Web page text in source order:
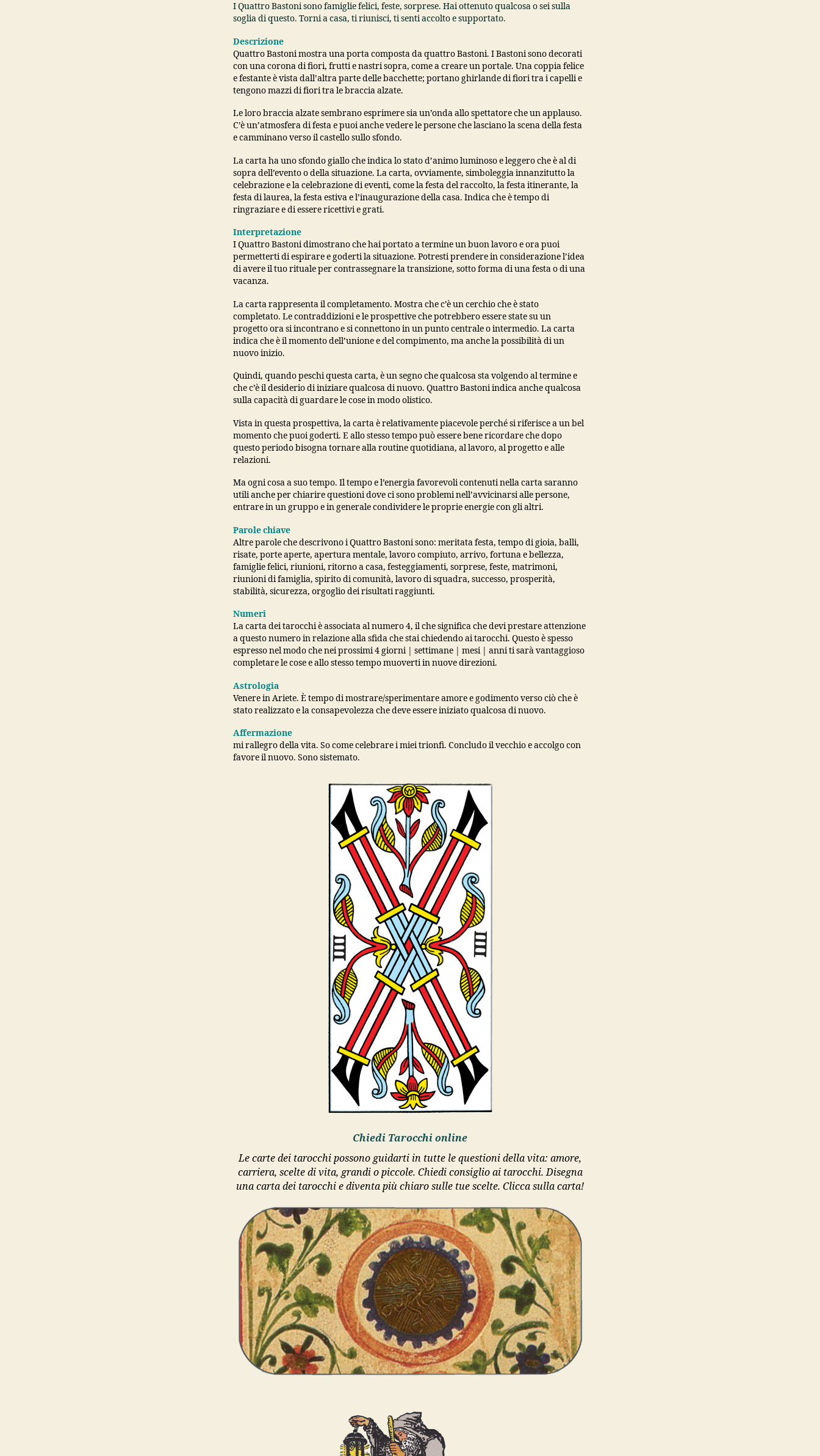
I Quattro Bastoni sono famiglie felici, feste, sorprese. Hai ottenuto qualcosa o sei sulla
soglia di questo. Torni a casa, ti riunisci, ti senti accolto e supportato.
Descrizione
Quattro Bastoni mostra una porta composta da quattro Bastoni. I Bastoni sono decorati
con una corona di fiori, frutti e nastri sopra, come a creare un portale. Una coppia felice
e festante è vista dall’altra parte delle bacchette; portano ghirlande di fiori tra i capelli e
tengono mazzi di fiori tra le braccia alzate.
Le loro braccia alzate sembrano esprimere sia un’onda allo spettatore che un applauso.
C’è un’atmosfera di festa e puoi anche vedere le persone che lasciano la scena della festa
e camminano verso il castello sullo sfondo.
La carta ha uno sfondo giallo che indica lo stato d’animo luminoso e leggero che è al di
sopra dell’evento o della situazione. La carta, ovviamente, simboleggia innanzitutto la
celebrazione e la celebrazione di eventi, come la festa del raccolto, la festa itinerante, la
festa di laurea, la festa estiva e l’inaugurazione della casa. Indica che è tempo di
ringraziare e di essere ricettivi e grati.
Interpretazione
I Quattro Bastoni dimostrano che hai portato a termine un buon lavoro e ora puoi
permetterti di espirare e goderti la situazione. Potresti prendere in considerazione l’idea
di avere il tuo rituale per contrassegnare la transizione, sotto forma di una festa o di una
vacanza.
La carta rappresenta il completamento. Mostra che c’è un cerchio che è stato
completato. Le contraddizioni e le prospettive che potrebbero essere state su un
progetto ora si incontrano e si connettono in un punto centrale o intermedio. La carta
indica che è il momento dell’unione e del compimento, ma anche la possibilità di un
nuovo inizio.
Quindi, quando peschi questa carta, è un segno che qualcosa sta volgendo al termine e
che c’è il desiderio di iniziare qualcosa di nuovo. Quattro Bastoni indica anche qualcosa
sulla capacità di guardare le cose in modo olistico.
Vista in questa prospettiva, la carta è relativamente piacevole perché si riferisce a un bel
momento che puoi goderti. E allo stesso tempo può essere bene ricordare che dopo
questo periodo bisogna tornare alla routine quotidiana, al lavoro, al progetto e alle
relazioni.
Ma ogni cosa a suo tempo. Il tempo e l’energia favorevoli contenuti nella carta saranno
utili anche per chiarire questioni dove ci sono problemi nell’avvicinarsi alle persone,
entrare in un gruppo e in generale condividere le proprie energie con gli altri.
Parole chiave
Altre parole che descrivono i Quattro Bastoni sono: meritata festa, tempo di gioia, balli,
risate, porte aperte, apertura mentale, lavoro compiuto, arrivo, fortuna e bellezza,
famiglie felici, riunioni, ritorno a casa, festeggiamenti, sorprese, feste, matrimoni,
riunioni di famiglia, spirito di comunità, lavoro di squadra, successo, prosperità,
stabilità, sicurezza, orgoglio dei risultati raggiunti.
Numeri
La carta dei tarocchi è associata al numero 4, il che significa che devi prestare attenzione
a questo numero in relazione alla sfida che stai chiedendo ai tarocchi. Questo è spesso
espresso nel modo che nei prossimi 4 giorni | settimane | mesi | anni ti sarà vantaggioso
completare le cose e allo stesso tempo muoverti in nuove direzioni.
Astrologia
Venere in Ariete. È tempo di mostrare/sperimentare amore e godimento verso ciò che è
stato realizzato e la consapevolezza che deve essere iniziato qualcosa di nuovo.
Affermazione
mi rallegro della vita. So come celebrare i miei trionfi. Concludo il vecchio e accolgo con
favore il nuovo. Sono sistemato.
Chiedi Tarocchi online
Le carte dei tarocchi possono guidarti in tutte le questioni della vita: amore,
carriera, scelte di vita, grandi o piccole. Chiedi consiglio ai tarocchi. Disegna
una carta dei tarocchi e diventa più chiaro sulle tue scelte. Clicca sulla carta!